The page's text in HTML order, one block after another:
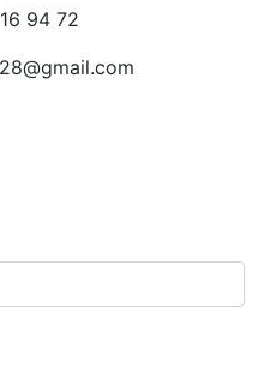
94 72